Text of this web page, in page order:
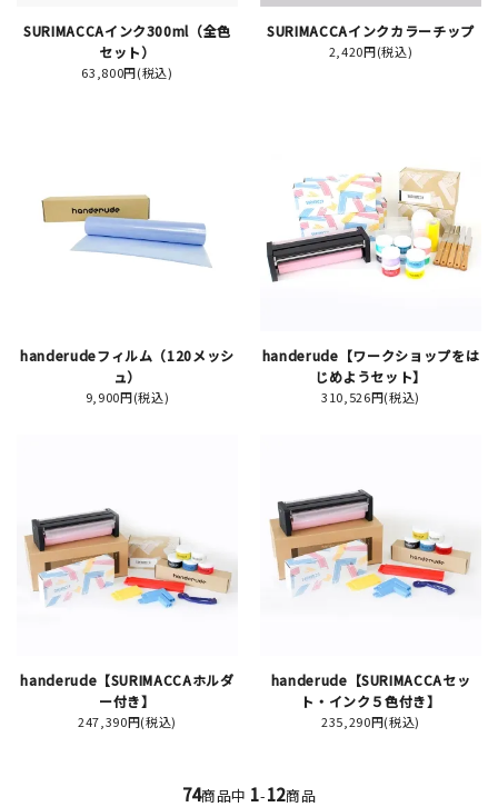
マイアカウント
カートを見る
よくある質問
お問い合わせ
SURIMACCAインク300ml（全色
セット）
63,800円(税込)
SURIMACCAインクカラーチップ
2,420円(税込)
handerudeフィルム（120メッシ
ュ）
9,900円(税込)
handerude【ワークショップをは
じめようセット】
310,526円(税込)
handerude【SURIMACCAホルダ
ー付き】
247,390円(税込)
handerude【SURIMACCAセッ
ト・インク５色付き】
235,290円(税込)
74商品中 1-12商品